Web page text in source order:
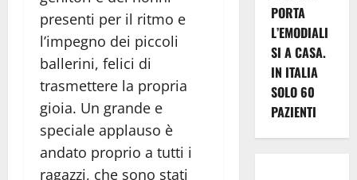
presenti per il ritmo e
l’impegno dei piccoli
ballerini, felici di
trasmettere la propria
gioia. Un grande e
speciale applauso è
andato proprio a tutti i
ragazzi, che sono stati
PORTA
L’EMODIALI
SI A CASA.
IN ITALIA
SOLO 60
PAZIENTI